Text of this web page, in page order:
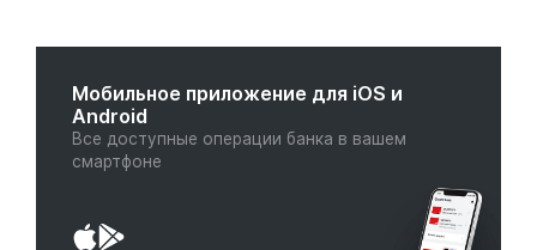
Мобильное приложение для iOS и
Android
Все доступные операции банка в вашем
смартфоне